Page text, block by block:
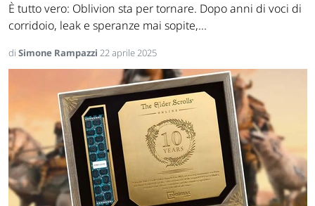
È tutto vero: Oblivion sta per tornare. Dopo anni di voci di
corridoio, leak e speranze mai sopite,...
di Simone Rampazzi 22 aprile 2025